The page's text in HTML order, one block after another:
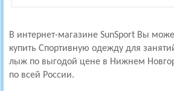
В интернет-магазине SunSport Вы
купить Спортивную одежду для
лыж по выгодой цене в Нижнем
по всей России.